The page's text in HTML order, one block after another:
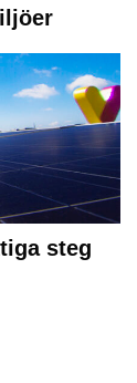
steg